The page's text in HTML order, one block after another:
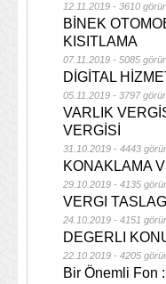
12.11.2019 - 3610
BİNEK
KISITLAMA
07.11.2019 - 5085
DİGİTAL
05.11.2019 - 3797
VARLIK
VERGİSİ
31.10.2019 - 4443
KONAKLAMA
29.10.2019 - 4135
VERGI
24.10.2019 - 4151
DEGERLI
22.10.2019 - 4205
Bir Önemli Fon